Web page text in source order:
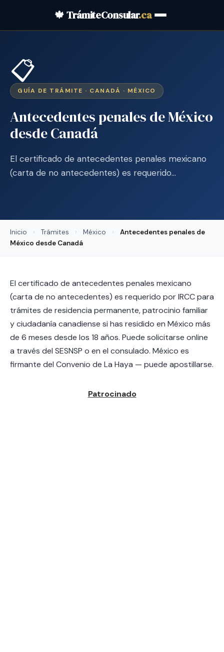
🍁 TrámiteConsular.ca
📋
GUÍA DE TRÁMITE · CANADÁ · MÉXICO
Antecedentes penales de México
desde Canadá
El certificado de antecedentes penales mexicano
(carta de no antecedentes) es requerido…
Inicio › Trámites › México ›
Antecedentes penales de
México desde Canadá
El certificado de antecedentes penales mexicano
(carta de no antecedentes) es requerido por IRCC para
trámites de residencia permanente, patrocinio familiar
y ciudadanía canadiense si has residido en México más
de 6 meses desde los 18 años. Puede solicitarse online
a través del SESNSP o en el consulado. México es
firmante del Convenio de La Haya — puede apostillarse.